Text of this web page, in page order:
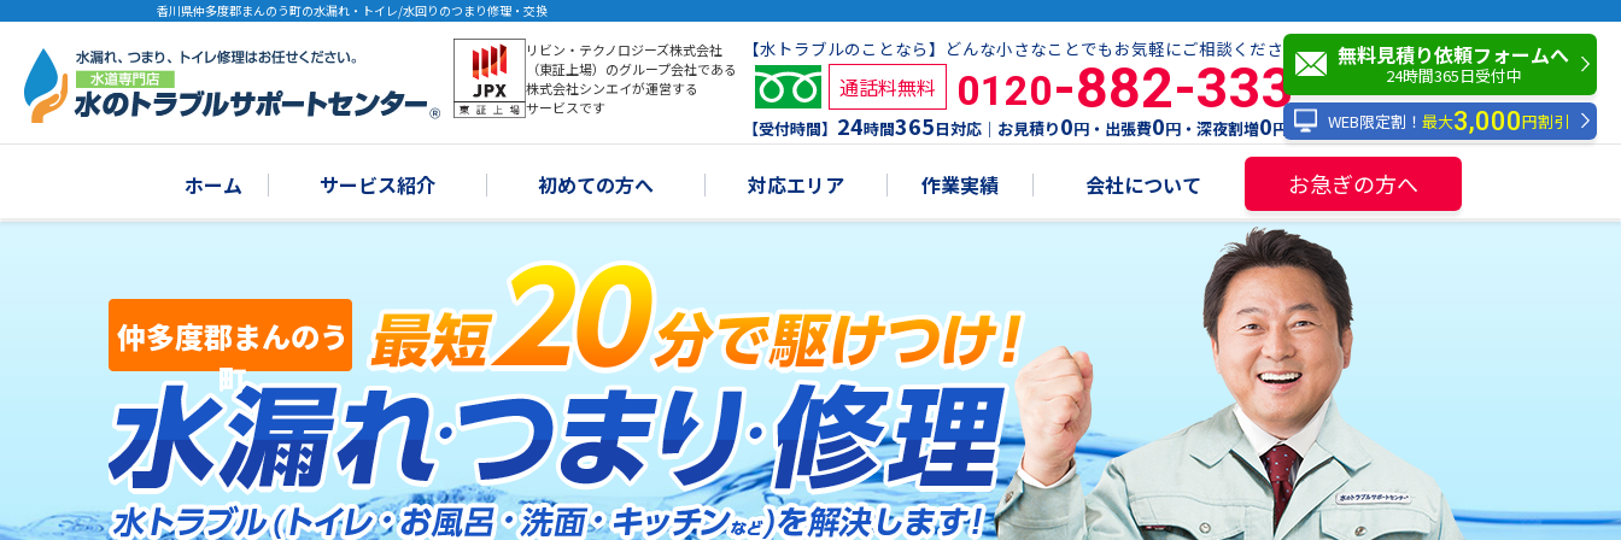
香川県仲多度郡まんのう町の水漏れ・トイレ/水回りのつまり修理・交換
リビン・テクノロジーズ株式会社
（東証上場）のグループ会社である
株式会社シンエイが運営する
サービスです
【水トラブルのことなら】どんな小さなことでもお気軽にご相談ください！
通話料無料 0120-882-333
【受付時間】 24時間365日対応｜お見積り0円・出張費0円・深夜割増0円
無料見積り依頼フォームへ
24時間365日受付中
WEB限定割！ 最大3,000円割引
ホーム サービス紹介 初めての方へ 対応エリア 作業実績 会社について お急ぎの方へ
仲多度郡まんのう
町